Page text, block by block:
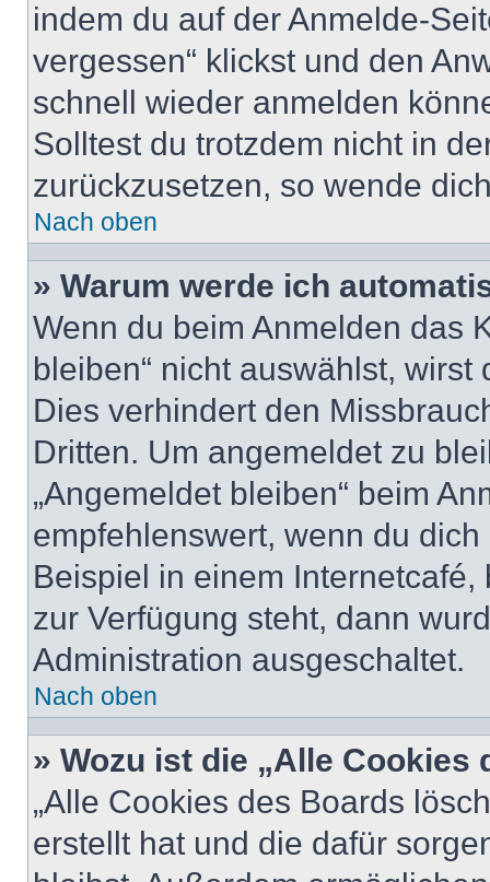
indem du auf der Anmelde-
vergessen“ klickst und den
schnell wieder anmelden
Solltest du trotzdem nicht in
zurückzusetzen, so wende
Nach oben
» Warum werde ich
Wenn du beim Anmelden das
bleiben“ nicht auswählst,
Dies verhindert den
Dritten. Um angemeldet zu
„Angemeldet bleiben“ beim
empfehlenswert, wenn du
Beispiel in einem
zur Verfügung steht, dann
Administration ausgeschaltet.
Nach oben
» Wozu ist die „Alle
„Alle Cookies des Boards
erstellt hat und die dafür